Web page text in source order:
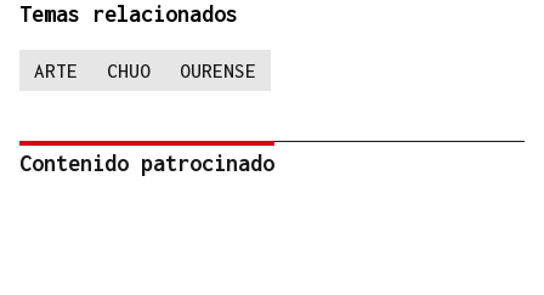
Temas relacionados
ARTE CHUO OURENSE
Contenido patrocinado